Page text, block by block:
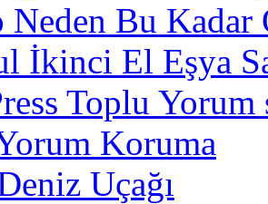
Bu Kadar
İkinci El Eşya
Toplu
Koruma
Uçağı